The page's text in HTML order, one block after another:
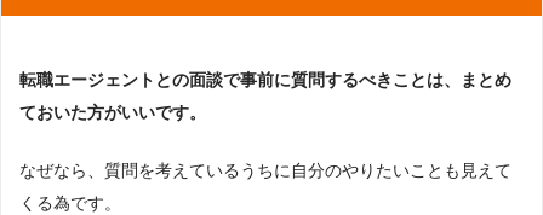
転職エージェントとの面談で事前に質問するべきことは、まとめ
ておいた方がいいです。
なぜなら、質問を考えているうちに自分のやりたいことも見えて
くる為です。